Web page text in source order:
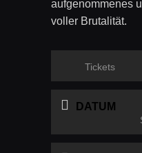
aufgenommenes
voller Brutalität.
Tickets
DATUM